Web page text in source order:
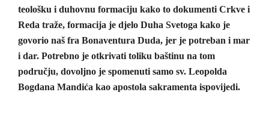
teološku i duhovnu formaciju kako to dokumenti Crkve i
Reda traže, formacija je djelo Duha Svetoga kako je
govorio naš fra Bonaventura Duda, jer je potreban i mar
i dar. Potrebno je otkrivati toliku baštinu na tom
području, dovoljno je spomenuti samo sv. Leopolda
Bogdana Mandića kao apostola sakramenta ispovijedi.